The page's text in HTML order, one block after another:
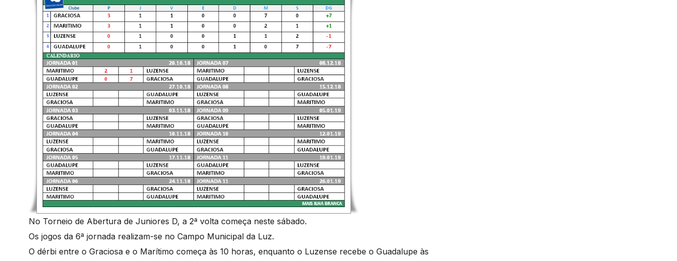
No Torneio de Abertura de Juniores D, a 2ª volta começa neste sábado.
Os jogos da 6ª jornada realizam-se no Campo Municipal da Luz.
O dérbi entre o Graciosa e o Marítimo começa às 10 horas, enquanto o Luzense recebe o Guadalupe às